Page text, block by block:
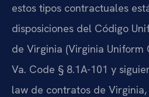
estos tipos contractuales
disposiciones del Código
de Virginia (Virginia Uniform
Va. Code § 8.1A-101 y
law de contratos de